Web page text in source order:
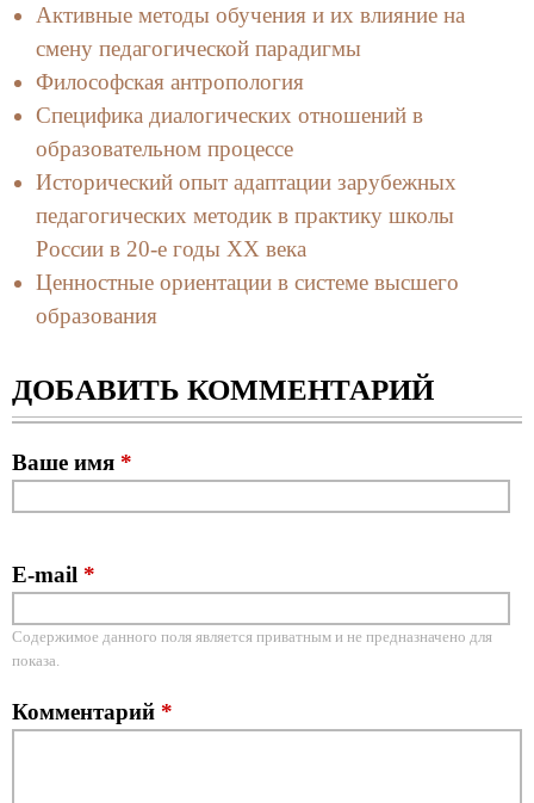
Активные методы обучения и их влияние на
смену педагогической парадигмы
Философская антропология
Специфика диалогических отношений в
образовательном процессе
Исторический опыт адаптации зарубежных
педагогических методик в практику школы
России в 20-е годы ХХ века
Ценностные ориентации в системе высшего
образования
ДОБАВИТЬ КОММЕНТАРИЙ
Ваше имя *
E-mail *
Содержимое данного поля является приватным и не предназначено для
показа.
Комментарий *